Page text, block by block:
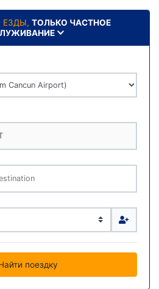
ЕЗДЫ, ТОЛЬКО ЧАСТНОЕ
поездку